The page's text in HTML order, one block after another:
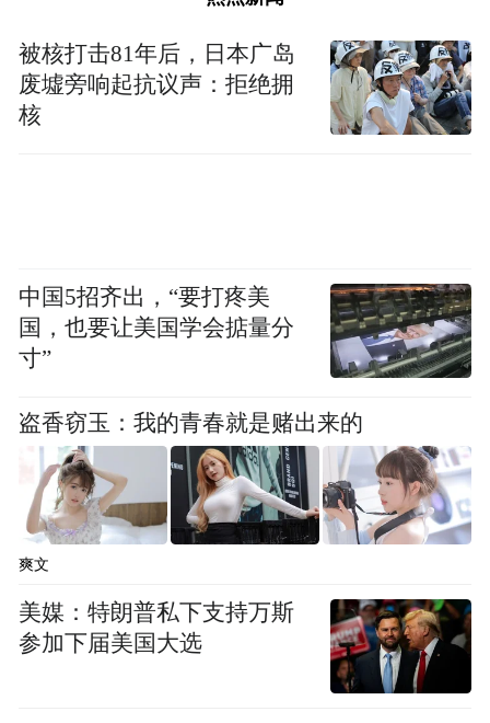
被核打击81年后，日本广岛
废墟旁响起抗议声：拒绝拥
核
中国5招齐出，“要打疼美
国，也要让美国学会掂量分
寸”
盗香窃玉：我的青春就是赌出来的
爽文
美媒：特朗普私下支持万斯
参加下届美国大选